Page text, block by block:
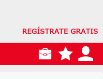
REGÍSTRATE GRATIS